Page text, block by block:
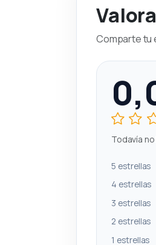
Comparte tu
Todavía
5 estrellas
4 estrellas
3 estrellas
2 estrellas
1 estrellas